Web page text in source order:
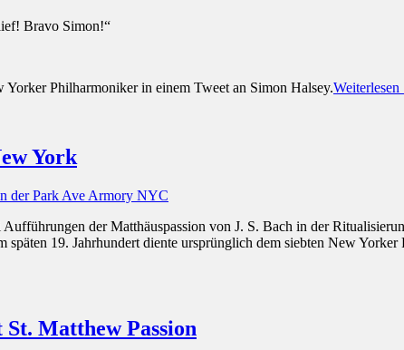
Bravo Simon!“
Philharmoniker in einem Tweet an Simon Halsey.
York
der Matthäuspassion von J. S. Bach in der
späten 19. Jahrhundert diente ursprünglich dem siebten New
Matthew Passion